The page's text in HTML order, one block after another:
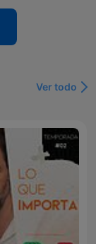
Ver todo